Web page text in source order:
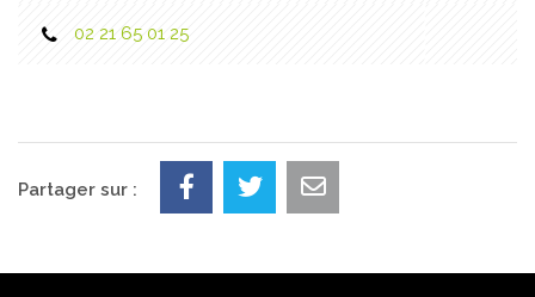
02 21 65 01 25
Partager sur :